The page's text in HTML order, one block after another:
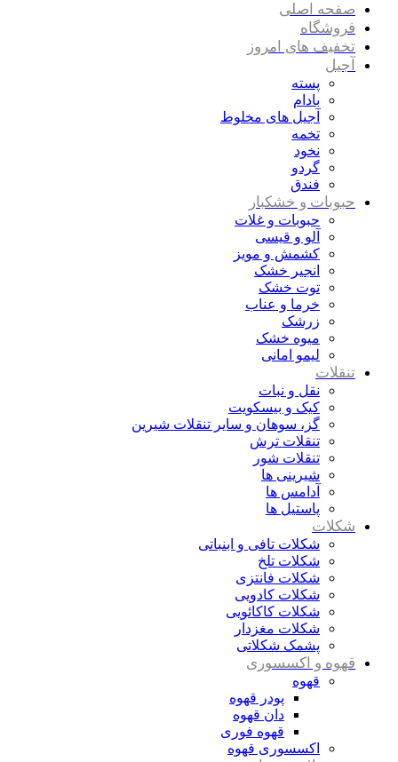
صفحه اصلی
فروشگاه
تخفیف های امروز
آجیل
پسته
بادام
آجیل های مخلوط
تخمه
نخود
گردو
فندق
حبوبات و خشکبار
حبوبات و غلات
آلو و قیسی
کشمش و مویز
انجیر خشک
توت خشک
خرما و عناب
زرشک
میوه خشک
لیمو امانی
تنقلات
نقل و نبات
کیک و بیسکویت
گز، سوهان و سایر تنقلات شیرین
تنقلات ترش
تنقلات شور
شیرینی ها
آدامس ها
پاستیل ها
شکلات
شکلات تافی و ابنباتی
شکلات تلخ
شکلات فانتزی
شکلات کادویی
شکلات کاکائویی
شکلات مغزدار
پشمک شکلاتی
قهوه و اکسسوری
قهوه
پودر قهوه
دان قهوه
قهوه فوری
اکسسوری قهوه